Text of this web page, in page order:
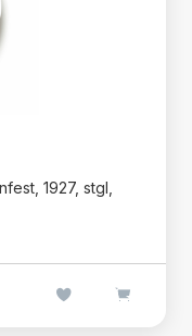
1927, stgl,